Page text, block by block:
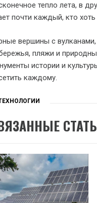
тепло лета, в
почти каждый, кто
вершины с
пляжи и
истории и
каждому.